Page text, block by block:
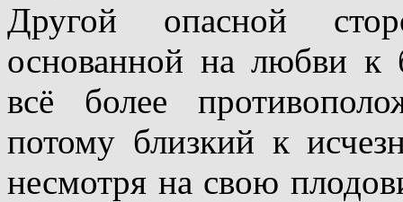
Другой опасной
основанной на любви к
всё более
потому близкий к
несмотря на свою